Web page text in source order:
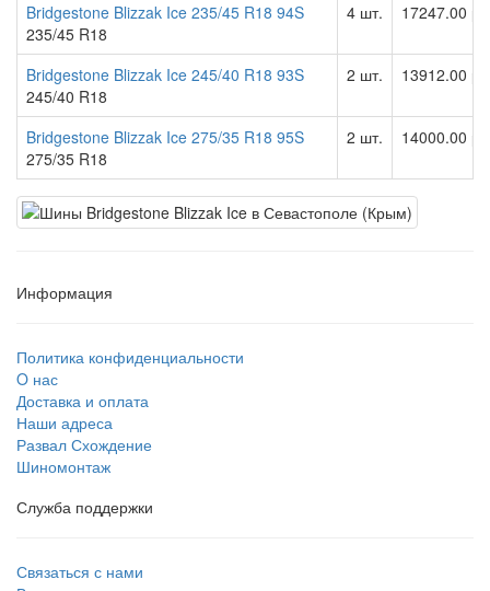
Bridgestone Blizzak Ice 235/45 R18 94S
235/45 R18
4 шт. 17247.00
Bridgestone Blizzak Ice 245/40 R18 93S
245/40 R18
2 шт. 13912.00
Bridgestone Blizzak Ice 275/35 R18 95S
275/35 R18
2 шт. 14000.00
Информация
Политика конфиденциальности
O нас
Доставка и оплата
Наши адреса
Развал Схождение
Шиномонтаж
Служба поддержки
Связаться с нами